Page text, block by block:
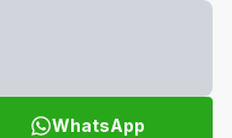
WhatsApp